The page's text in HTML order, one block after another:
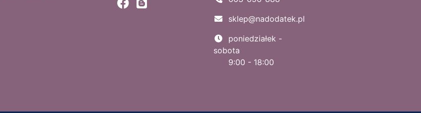
sklep@nadodatek.pl
poniedziałek -
sobota
9:00 - 18:00